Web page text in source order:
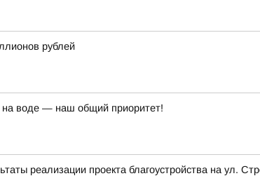
рублей
на воде — наш общий приоритет!
реализации проекта благоустройства на ул.